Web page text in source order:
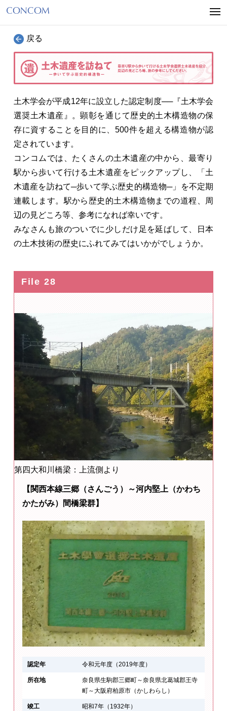
戻る
土木学会が平成12年に設立した認定制度──『土木学会
選奨土木遺産』。顕彰を通じて歴史的土木構造物の保
存に資することを目的に、500件を超える構造物が認
定されています。
コンコムでは、たくさんの土木遺産の中から、最寄り
駅から歩いて行ける土木遺産をピックアップし、「土
木遺産を訪ねて─歩いて学ぶ歴史的構造物─」を不定期
連載します。駅から歴史的土木構造物までの道程、周
辺の見どころ等、参考になれば幸いです。
みなさんも旅のついでに少しだけ足を延ばして、日本
の土木技術の歴史にふれてみてはいかがでしょうか。
File 28
第四大和川橋梁：上流側より
【関西本線三郷（さんごう）～河内堅上（かわち
かたがみ）間橋梁群】
認定年 令和元年度（2019年度）
所在地
奈良県生駒郡三郷町～奈良県北葛城郡王寺
町～大阪府柏原市（かしわらし）
竣工 昭和7年（1932年）